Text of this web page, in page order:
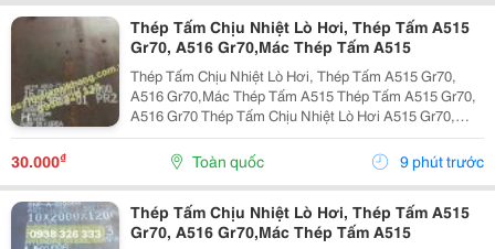
Thép Tấm Chịu Nhiệt Lò Hơi, Thép Tấm A515
Gr70, A516 Gr70,Mác Thép Tấm A515
Thép Tấm Chịu Nhiệt Lò Hơi, Thép Tấm A515 Gr70,
A516 Gr70,Mác Thép Tấm A515 Thép Tấm A515 Gr70,
A516 Gr70 Thép Tấm Chịu Nhiệt Lò Hơi A515 Gr70,
A516 Gr70,20Mm,25Mm Thép Tấm Lò Hơi A515 Gr70
Là Loại Thép Hợp Kim Carbon-Silicon Chất Lượng
30.000₫ Toàn quốc 9 phút trước
Thép Tấm Chịu Nhiệt Lò Hơi, Thép Tấm A515
Gr70, A516 Gr70,Mác Thép Tấm A515